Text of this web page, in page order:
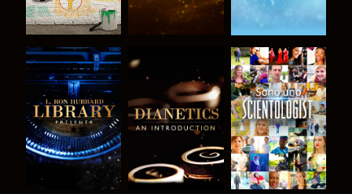
ESPLORA LE
SERIE
ESPLORA LE
SERIE
GUARDA